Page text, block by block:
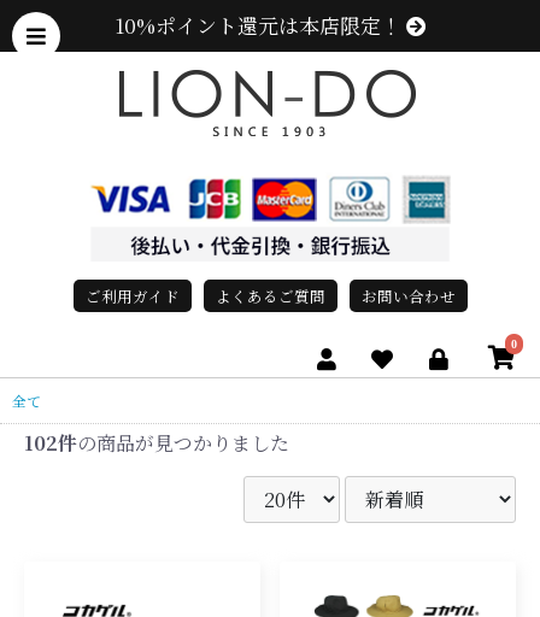
10%ポイント還元は本店限定！
ご利用ガイド よくあるご質問 お問い合わせ
0
全て
102件の商品が見つかりました